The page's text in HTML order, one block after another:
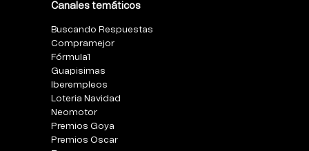
Canales temáticos
Buscando Respuestas
Compramejor
Fórmula1
Guapisimas
Iberempleos
Loteria Navidad
Neomotor
Premios Goya
Premios Oscar